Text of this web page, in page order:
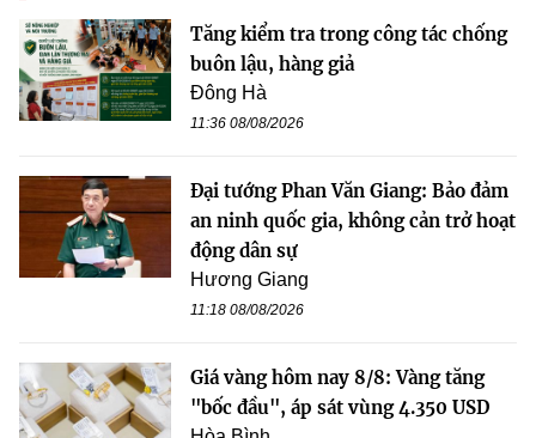
Tăng kiểm tra trong công tác chống
buôn lậu, hàng giả
Đông Hà
11:36 08/08/2026
Đại tướng Phan Văn Giang: Bảo đảm
an ninh quốc gia, không cản trở hoạt
động dân sự
Hương Giang
11:18 08/08/2026
Giá vàng hôm nay 8/8: Vàng tăng
"bốc đầu", áp sát vùng 4.350 USD